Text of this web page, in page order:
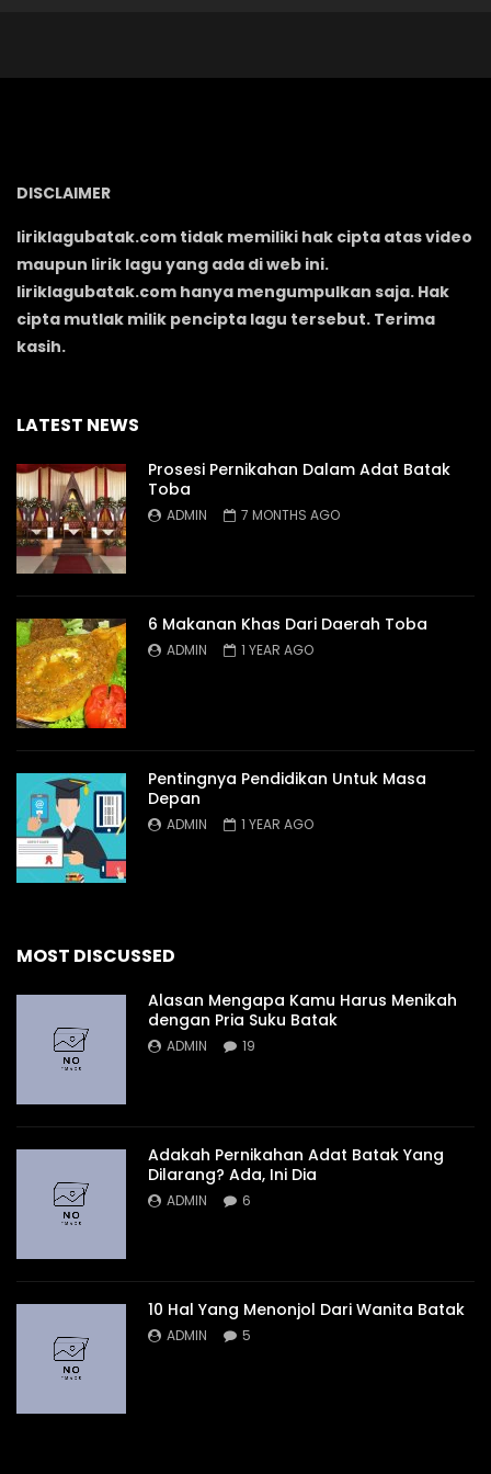
DISCLAIMER
liriklagubatak.com tidak memiliki hak cipta atas video
maupun lirik lagu yang ada di web ini.
liriklagubatak.com hanya mengumpulkan saja. Hak
cipta mutlak milik pencipta lagu tersebut. Terima
kasih.
LATEST NEWS
Prosesi Pernikahan Dalam Adat Batak
Toba
ADMIN 7 MONTHS AGO
6 Makanan Khas Dari Daerah Toba
ADMIN 1 YEAR AGO
Pentingnya Pendidikan Untuk Masa
Depan
ADMIN 1 YEAR AGO
MOST DISCUSSED
Alasan Mengapa Kamu Harus Menikah
dengan Pria Suku Batak
ADMIN 19
Adakah Pernikahan Adat Batak Yang
Dilarang? Ada, Ini Dia
ADMIN 6
10 Hal Yang Menonjol Dari Wanita Batak
ADMIN 5